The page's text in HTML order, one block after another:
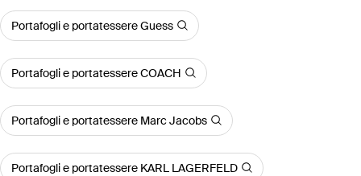
Portafogli e portatessere Guess
Portafogli e portatessere COACH
Portafogli e portatessere Marc Jacobs
Portafogli e portatessere KARL LAGERFELD